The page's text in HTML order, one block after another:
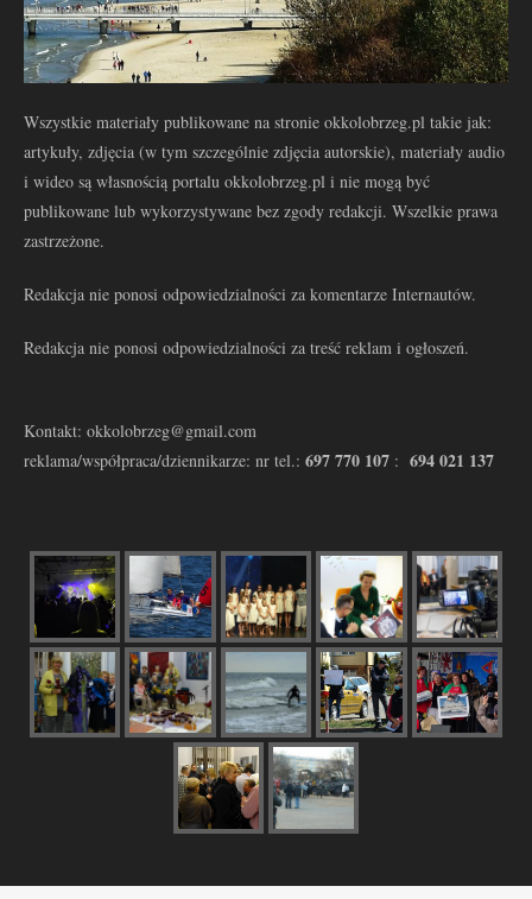
Wszystkie materiały publikowane na stronie okkolobrzeg.pl takie jak:
artykuły, zdjęcia (w tym szczególnie zdjęcia autorskie), materiały audio
i wideo są własnością portalu okkolobrzeg.pl i nie mogą być
publikowane lub wykorzystywane bez zgody redakcji. Wszelkie prawa
zastrzeżone.
Redakcja nie ponosi odpowiedzialności za komentarze Internautów.
Redakcja nie ponosi odpowiedzialności za treść reklam i ogłoszeń.
Kontakt: okkolobrzeg@gmail.com
reklama/współpraca/dziennikarze: nr tel.: 697 770 107 : 694 021 137